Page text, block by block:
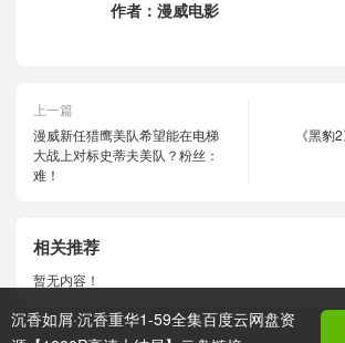
沉香如屑·沉香重华1-59全集百度云网盘资
作者： 漫威电影
上一篇
漫威新任猎鹰美队希望能在电梯
大战上对标史蒂夫美队？粉丝：
难！
《黑豹
相关推荐
暂无内容！